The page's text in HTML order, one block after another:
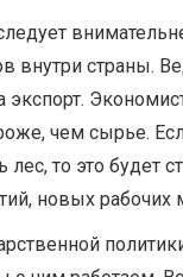
внутри страны.
чем сырье.
то это будет
новых рабочих